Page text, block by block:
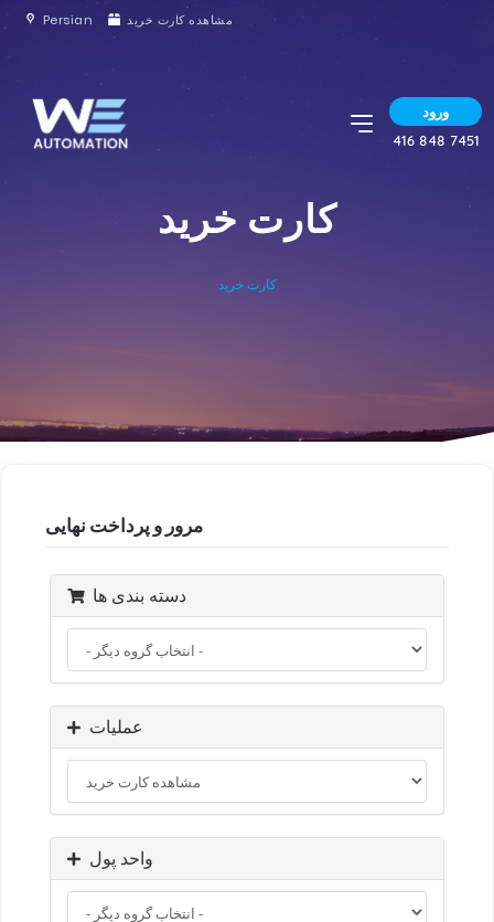
Persian مشاهده کارت خرید
ورود
416 848 7451
کارت خرید
کارت خرید
مرور و پرداخت نهایی
دسته بندی ها
عملیات
واحد پول